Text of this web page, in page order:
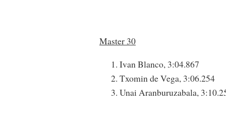
Master 30
Ivan Blanco, 3:04.867
Txomin de Vega, 3:06.254
Unai Aranburuzabala,